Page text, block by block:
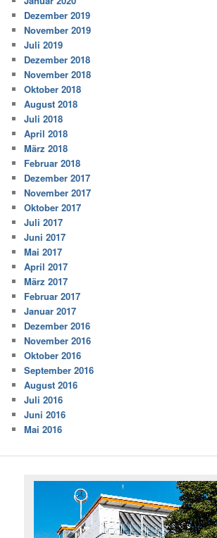
Dezember 2019
November 2019
Juli 2019
Dezember 2018
November 2018
Oktober 2018
August 2018
Juli 2018
April 2018
März 2018
Februar 2018
Dezember 2017
November 2017
Oktober 2017
Juli 2017
Juni 2017
Mai 2017
April 2017
März 2017
Februar 2017
Januar 2017
Dezember 2016
November 2016
Oktober 2016
September 2016
August 2016
Juli 2016
Juni 2016
Mai 2016